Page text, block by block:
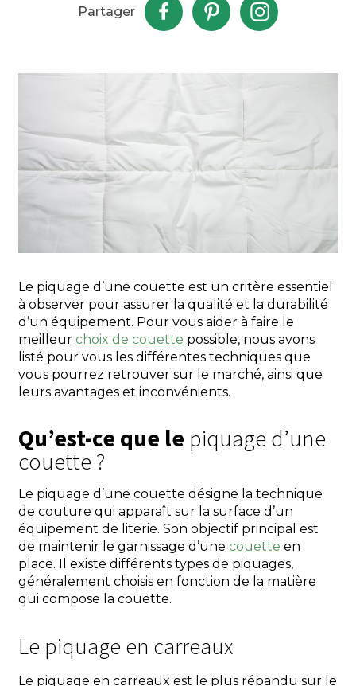
Partager
Le piquage d’une couette est un critère essentiel
à observer pour assurer la qualité et la durabilité
d’un équipement. Pour vous aider à faire le
meilleur choix de couette possible, nous avons
listé pour vous les différentes techniques que
vous pourrez retrouver sur le marché, ainsi que
leurs avantages et inconvénients.
Qu’est-ce que le piquage d’une
couette ?
Le piquage d’une couette désigne la technique
de couture qui apparaît sur la surface d’un
équipement de literie. Son objectif principal est
de maintenir le garnissage d’une couette en
place. Il existe différents types de piquages,
généralement choisis en fonction de la matière
qui compose la couette.
Le piquage en carreaux
Le piquage en carreaux est le plus répandu sur le